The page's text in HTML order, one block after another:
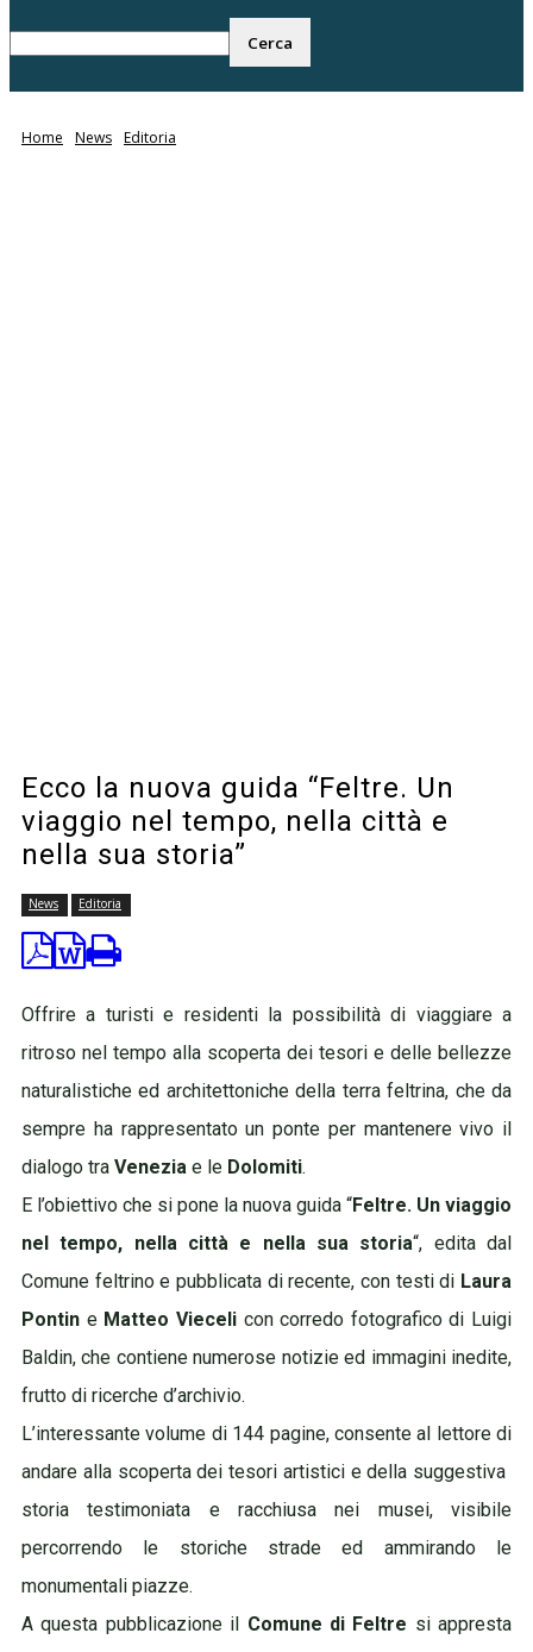
Home News Editoria
Ecco la nuova guida “Feltre. Un
viaggio nel tempo, nella città e
nella sua storia”
News Editoria
Offrire a turisti e residenti la possibilità di viaggiare a
ritroso nel tempo alla scoperta dei tesori e delle bellezze
naturalistiche ed architettoniche della terra feltrina, che da
sempre ha rappresentatoun ponte per mantenere vivo il
dialogo tra Venezia e le Dolomiti.
E l’obiettivo che si pone la nuova guida “Feltre. Un viaggio
nel tempo, nella città e nella sua storia“, edita dal
Comune feltrino e pubblicata di recente, con testi di Laura
Pontin e Matteo Viecelicon corredo fotografico di Luigi
Baldin, che contiene numerose notizie ed immagini inedite,
frutto di ricerche d’archivio.
L’interessante volume di 144 pagine, consente al lettore di
andare alla scoperta dei tesori artistici e della suggestiva
storia testimoniata e racchiusa nei musei, visibile
percorrendo le storiche strade ed ammirando le
monumentali piazze.
A questa pubblicazione il Comune di Feltre si appresta